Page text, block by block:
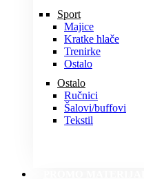
Sport
Majice
Kratke hlače
Trenirke
Ostalo
Ostalo
Ručnici
Šalovi/buffovi
Tekstil